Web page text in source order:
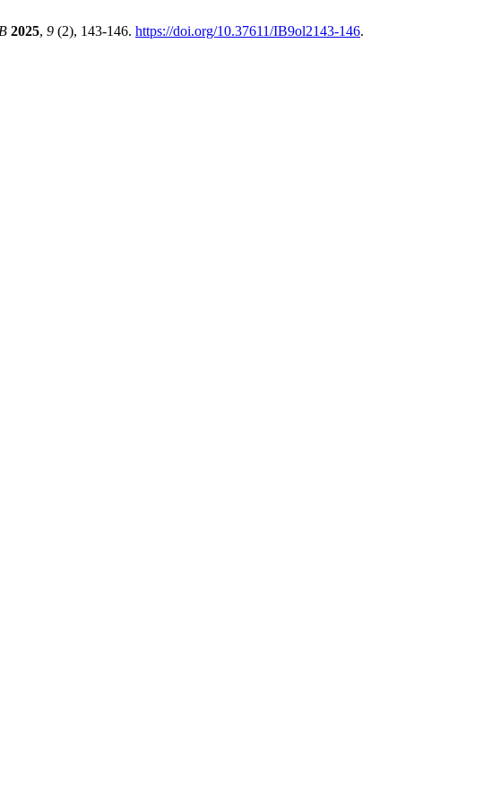
2025, 9 (2), 143-146. https://doi.org/10.37611/IB9ol2143-146.